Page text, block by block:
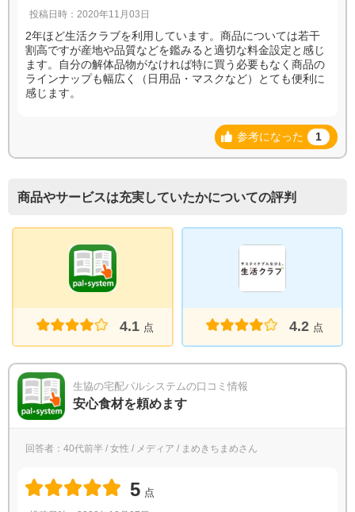
投稿日時：2020年11月03日
2年ほど生活クラブを利用しています。商品については若干
割高ですが産地や品質などを鑑みると適切な料金設定と感じ
ます。自分の解体品物がなければ特に買う必要もなく商品の
ラインナップも幅広く（日用品・マスクなど）とても便利に
感じます。
参考になった 1
商品やサービスは充実していたかについての評判
4.1 点 4.2 点
生協の宅配パルシステムの口コミ情報
安心食材を頼めます
回答者：40代前半 / 女性 / メディア / まめきちまめさん
5 点